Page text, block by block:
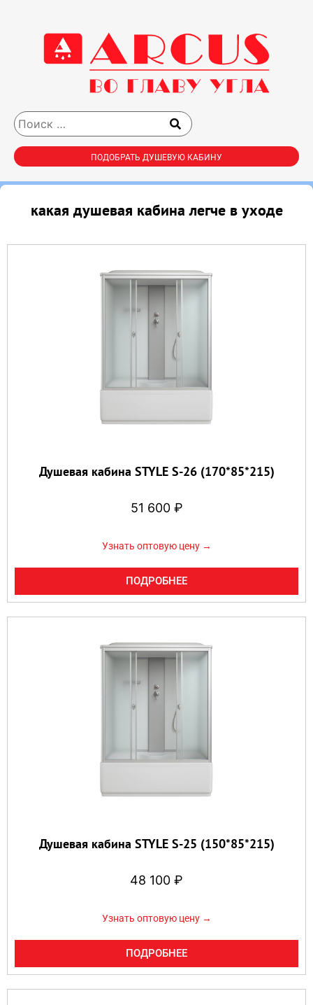
ПОДОБРАТЬ ДУШЕВУЮ КАБИНУ
какая душевая кабина легче в уходе
Душевая кабина STYLE S-26 (170*85*215)
51 600 ₽
Узнать оптовую цену →
ПОДРОБНЕЕ
Душевая кабина STYLE S-25 (150*85*215)
48 100 ₽
Узнать оптовую цену →
ПОДРОБНЕЕ